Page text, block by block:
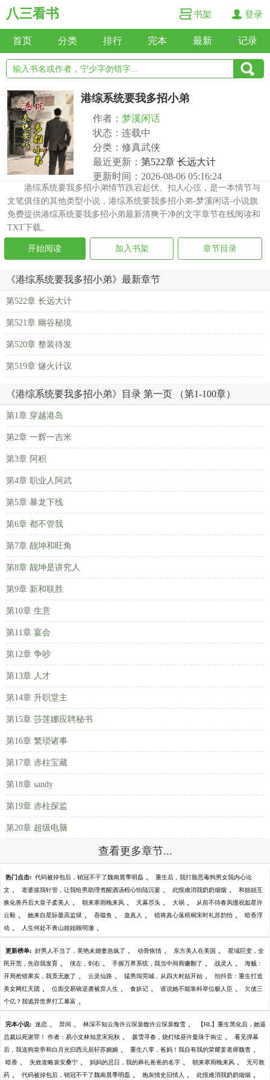
八三看书 书架 登录
首页 分类 排行 完本 最新 记录
港综系统要我多招小弟
作者： 梦溪闲话
状态：连载中
分类：修真武侠
最近更新： 第522章 长远大计
更新时间：2026-08-06 05:16:24
港综系统要我多招小弟情节跌宕起伏、扣人心弦，是一本情节与
文笔俱佳的其他类型小说，港综系统要我多招小弟-梦溪闲话-小说旗
免费提供港综系统要我多招小弟最新清爽干净的文字章节在线阅读和
TXT下载。
开始阅读 加入书架 章节目录
《港综系统要我多招小弟》最新章节
第522章 长远大计
第521章 幽谷秘境
第520章 整装待发
第519章 燧火计议
《港综系统要我多招小弟》目录 第一页 （第1-100章）
第1章 穿越港岛
第2章 一辉一吉米
第3章 阿积
第4章 职业人阿武
第5章 暴龙下线
第6章 都不管我
第7章 靓坤和旺角
第8章 靓坤是讲究人
第9章 新和联胜
第10章 生意
第11章 宴会
第12章 争吵
第13章 人才
第14章 升职堂主
第15章 莎莲娜应聘秘书
第16章 繁琐诸事
第17章 赤柱宝藏
第18章 sandy
第19章 赤柱探监
第20章 超级电脑
查看更多章节...
热门点击: 代码被掉包后，销冠不干了魏南晨季明磊 、 重生后，我打脸恶毒狗男女我内心论
文 、 老婆拔我针管，让我给男助理煮醒酒汤程心怡陆沉宴 、 此恨难消我奶奶烟烟 、 和姐姐互
换化兽丹后大皇子柔美人 、 朝来寒雨晚来风 、 天幕尽头 、 大祸 、 从前不待春风慢祝如星许
云毅 、 她来自星际最高监狱 、 吞噬鱼 、 蛊真人 、 错将真心落梧桐宋时礼苏韵怡 、 暗香浮
动 、 人生何处不青山姐姐顾明澈 、
更新榜单: 好男人不当了，美艳未婚妻急疯了 、 动骨恢情 、 东方美人在美国 、 星域巨变，全
民开荒，先容我发育 、 侠左，剑右 、 手握万界系统，我当中间商赚翻了 、 战灵人 、 海贼：
开局抢错果实，我竟无敌了 、 云灵仙路 、 猛男闯莞城，从四大村姑开始 、 拍抖音：重生打造
美女网红天团 、 位面交易镜逆袭被弃人生 、 食妖记 、 谁说她不能靠科举位极人臣 、 欠债三
个亿？我诡异世界打工暴富 、
完本小说: 迷恋 、 异间 、 林深不知云海许云琛裴馥许云琛裴馥雪 、 【HL】重生黑化后，她逼
总裁以死谢罪！ 作者：易小文林知意宋宛秋 、 拨雪寻春，烧灯续昼许曼珠于南尘 、 看见弹幕
后，我送狗皇帝和白月光归西元辰轩苏婉婉 、 重生八零，爸妈！我自有我的荣耀姜老师魏杳 、
暗香 、 失效攻略裴安桑宁 、 妈妈的忌日，我的葬礼爸爸的名字 、 朝来寒雨晚来风 、 无可救
药 、 代码被掉包后，销冠不干了魏南晨季明磊 、 炮灰情史旧情人 、 此恨难消我奶奶烟烟 、